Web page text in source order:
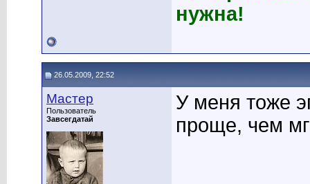
нужна!
26.05.2009, 22:52
Мастер
Пользователь
Завсегдатай
У меня тоже
проще, чем